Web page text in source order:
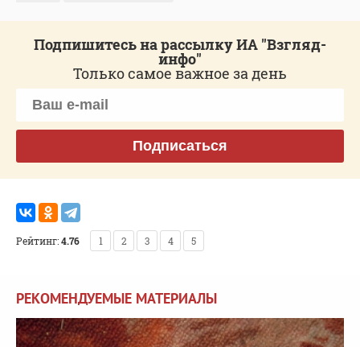
Подпишитесь на рассылку ИА "Взгляд-
инфо"
Только самое важное за день
Подписаться
Рейтинг:4.76 1 2 3 4 5
РЕКОМЕНДУЕМЫЕ МАТЕРИАЛЫ